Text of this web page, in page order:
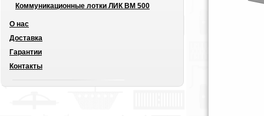
Коммуникационные лотки ЛИК ВМ 500
О нас
Доставка
Гарантии
Контакты